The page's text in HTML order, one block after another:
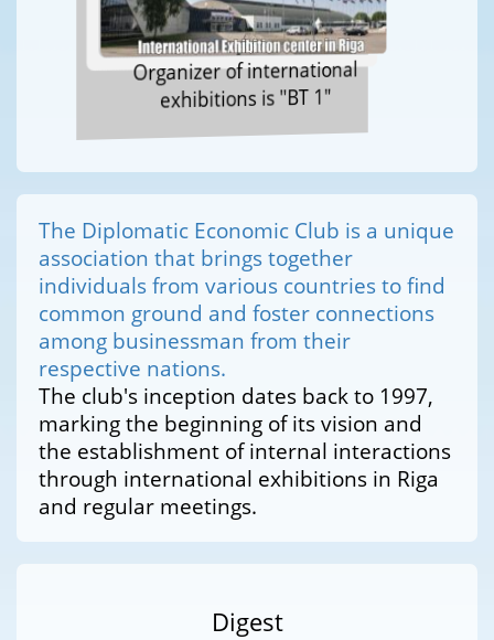
Organizer of international
exhibitions is "BT 1"
The Diplomatic Economic Club is a unique
association that brings together
individuals from various countries to find
common ground and foster connections
among businessman from their
respective nations.
The club's inception dates back to 1997,
marking the beginning of its vision and
the establishment of internal interactions
through international exhibitions in Riga
and regular meetings.
Digest